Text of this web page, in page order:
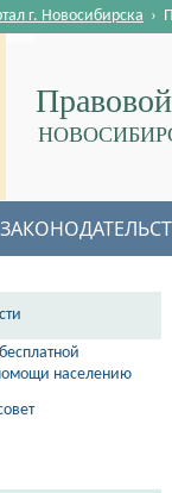
г. Новосибирска ›
населению